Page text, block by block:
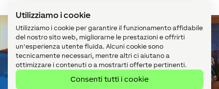
Utilizziamo i cookie
Utilizziamo i cookie per garantire il funzionamento affidabile
del nostro sito web, migliorarne le prestazioni e offrirti
un'esperienza utente fluida. Alcuni cookie sono
tecnicamente necessari, mentre altri ci aiutano a
ottimizzare i contenuti o a mostrarti offerte pertinenti.
Consenti tutti i cookie